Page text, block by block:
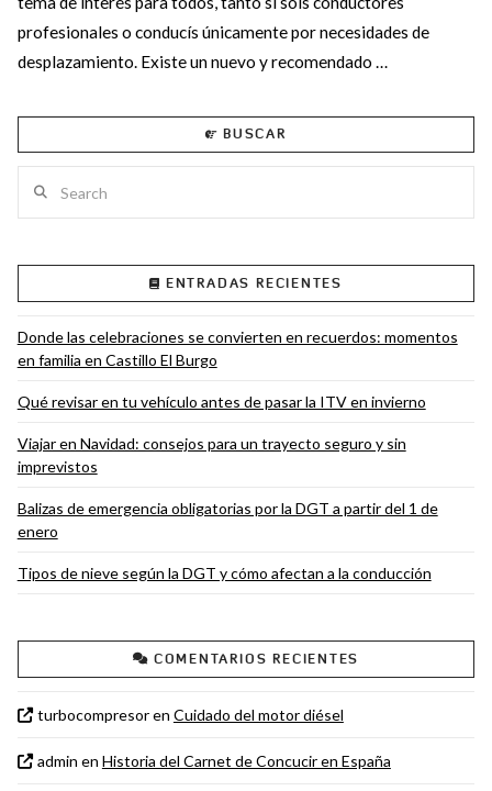
VIEW POST
profesionales o conducís únicamente por necesidades de
desplazamiento. Existe un nuevo y recomendado …
BUSCAR
ENTRADAS RECIENTES
Donde las celebraciones se convierten en recuerdos: momentos
en familia en Castillo El Burgo
Qué revisar en tu vehículo antes de pasar la ITV en invierno
Viajar en Navidad: consejos para un trayecto seguro y sin
imprevistos
Balizas de emergencia obligatorias por la DGT a partir del 1 de
enero
Tipos de nieve según la DGT y cómo afectan a la conducción
COMENTARIOS RECIENTES
turbocompresoren Cuidado del motor diésel
admin en Historia del Carnet de Concucir en España